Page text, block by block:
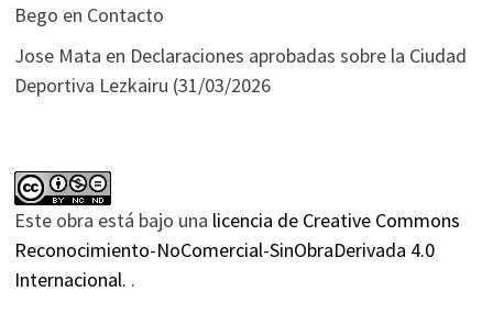
Bego en Contacto
Jose Mata en Declaraciones aprobadas sobre la Ciudad
Deportiva Lezkairu (31/03/2026
Este obra está bajo una licencia de Creative Commons
Reconocimiento-NoComercial-SinObraDerivada 4.0
Internacional. .